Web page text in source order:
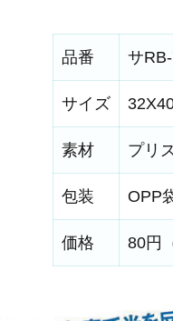
品番 サ
サイズ
素材 プリ
包装 OPP
価格 80円